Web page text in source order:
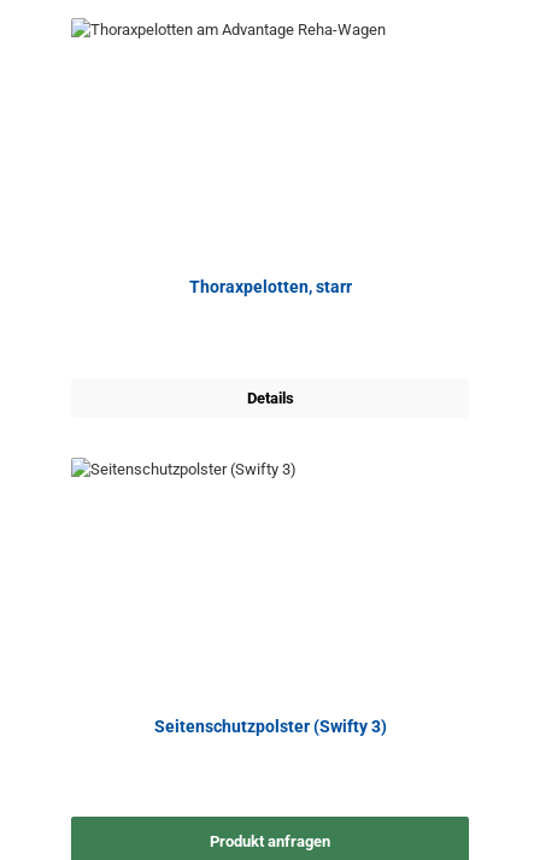
Thoraxpelotten, starr
Details
Seitenschutzpolster (Swifty 3)
Produkt anfragen